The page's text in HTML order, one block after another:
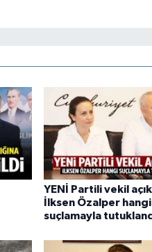
YENİ Partili vekil
İlksen Özalper hangi
suçlamayla